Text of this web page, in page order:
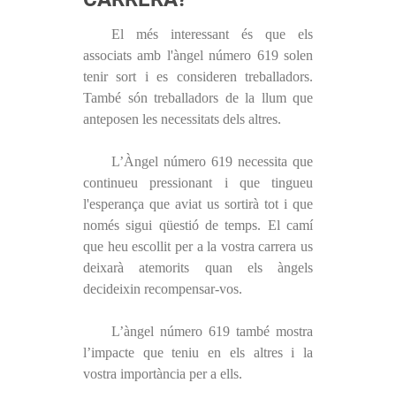
El més interessant és que els
associats amb l'àngel número 619 solen
tenir sort i es consideren treballadors.
També són treballadors de la llum que
anteposen les necessitats dels altres.
L’Àngel número 619 necessita que
continueu pressionant i que tingueu
l'esperança que aviat us sortirà tot i que
només sigui qüestió de temps. El camí
que heu escollit per a la vostra carrera us
deixarà atemorits quan els àngels
decideixin recompensar-vos.
L’àngel número 619 també mostra
l’impacte que teniu en els altres i la
vostra importància per a ells.